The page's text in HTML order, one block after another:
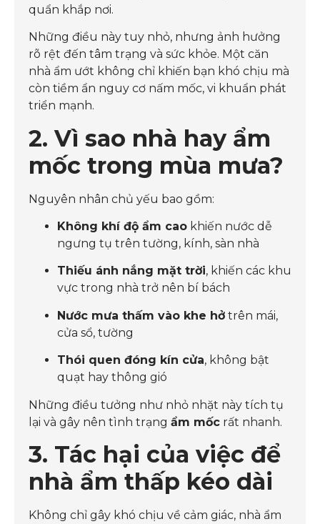
quẩn khắp nơi.
Những điều này tuy nhỏ, nhưng ảnh hưởng
rõ rệt đến tâm trạng và sức khỏe. Một căn
nhà ẩm ướt không chỉ khiến bạn khó chịu mà
còn tiềm ẩn nguy cơ nấm mốc, vi khuẩn phát
triển mạnh.
2. Vì sao nhà hay ẩm
mốc trong mùa mưa?
Nguyên nhân chủ yếu bao gồm:
Không khí độ ẩm cao khiến nước dễ
ngưng tụ trên tường, kính, sàn nhà
Thiếu ánh nắng mặt trời, khiến các khu
vực trong nhà trở nên bí bách
Nước mưa thấm vào khe hở trên mái,
cửa sổ, tường
Thói quen đóng kín cửa, không bật
quạt hay thông gió
Những điều tưởng như nhỏ nhặt này tích tụ
lại và gây nên tình trạng ẩm mốc rất nhanh.
3. Tác hại của việc để
nhà ẩm thấp kéo dài
Không chỉ gây khó chịu về cảm giác, nhà ẩm